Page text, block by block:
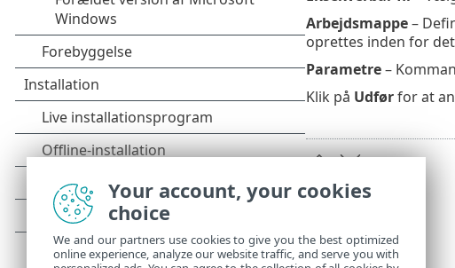
Arbejdsmappe–
oprettes inden for
Parametre–
Klik på Udførfor at
Your account, your cookies
choice
We and our partners use cookies to give you the best optimized
online experience, analyze our website traffic, and serve you with